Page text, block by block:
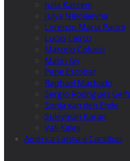
Julia Kassem
Julya Nikolaevna
Lorenzo Maria Pacini
Lucas Leiroz
Marcelo Colussi
Matin Jay
Pepe Escobar
Raphael Machado
Sergio Rodríguez
Sonja van den Ende
Suleyman Karan
Vali Kaleji
América Latina e Caraíbas